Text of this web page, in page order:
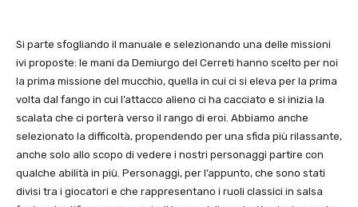
Si parte sfogliando il manuale e selezionando una delle missioni
ivi proposte: le mani da Demiurgo del Cerreti hanno scelto per noi
la prima missione del mucchio, quella in cui ci si eleva per la prima
volta dal fango in cui l’attacco alieno ci ha cacciato e si inizia la
scalata che ci porterà verso il rango di eroi. Abbiamo anche
selezionato la difficoltà, propendendo per una sfida più rilassante,
anche solo allo scopo di vedere i nostri personaggi partire con
qualche abilità in più. Personaggi, per l’appunto, che sono stati
divisi tra i giocatori e che rappresentano i ruoli classici in salsa